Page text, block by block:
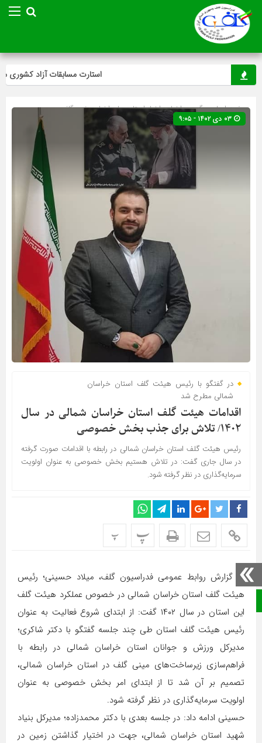
صفحه نخست
استارت مسابقات آزاد کشوری
صفحه اصلی» گروه »اخبار»اخبار استان ها»اخبار ویژه»گلف
در گفتگو با رئیس هیئت گلف استان خراسان
شمالی مطرح شد
اقدامات هیئت گلف استان خراسان شمالی در سال
۱۴۰۲/ تلاش برای جذب بخش خصوصی
رئیس هیئت گلف استان خراسان شمالی در رابطه با اقدامات صورت گرفته
در سال جاری گفت: در تلاش هستیم بخش خصوصی به عنوان اولویت
سرمایه‌گذاری در نظر گرفته شود.
پ پ
به گزارش روابط عمومی فدراسیون گلف، میلاد حسینی؛ رئیس
هیئت گلف استان خراسان شمالی در خصوص عملکرد هیئت گلف
این استان در سال ۱۴۰۲ گفت: از ابتدای شروع فعالیت به عنوان
رئیس هیئت گلف استان طی چند جلسه گفتگو با دکتر شاکری؛
مدیرکل ورزش و جوانان استان خراسان شمالی در رابطه با
فراهم‌سازی زیرساخت‌های مینی گلف در استان خراسان شمالی،
تصمیم بر آن شد تا از ابتدای امر بخش خصوصی به عنوان
اولویت سرمایه‌گذاری در نظر گرفته شود.
حسینی ادامه داد: در جلسه بعدی با دکتر محمدزاده؛ مدیرکل بنیاد
شهید استان خراسان شمالی، جهت در اختیار گذاشتن زمین در